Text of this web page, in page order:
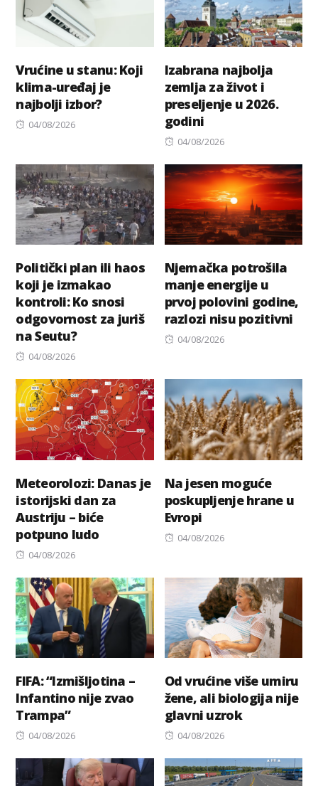
Vrućine u stanu: Koji
klima-uređaj je
najbolji izbor?
Posted
04/08/2026
Izabrana najbolja
zemlja za život i
preseljenje u 2026.
godini
Posted
04/08/2026
Politički plan ili haos
koji je izmakao
kontroli: Ko snosi
odgovornost za juriš
na Seutu?
Posted
04/08/2026
Njemačka potrošila
manje energije u
prvoj polovini godine,
razlozi nisu pozitivni
Posted
04/08/2026
Meteorolozi: Danas je
istorijski dan za
Austriju – biće
potpuno ludo
Posted
04/08/2026
Na jesen moguće
poskupljenje hrane u
Evropi
Posted
04/08/2026
FIFA: “Izmišljotina –
Infantino nije zvao
Trampa”
Posted
04/08/2026
Od vrućine više umiru
žene, ali biologija nije
glavni uzrok
Posted
04/08/2026